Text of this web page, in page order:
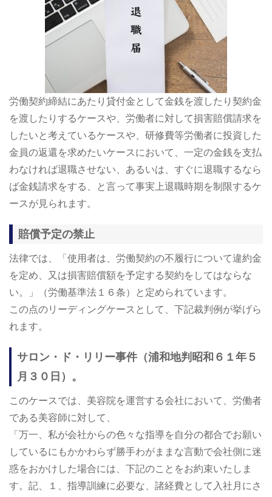
労働契約締結にあたり貸付金として金銭を渡したり契約金
を渡したりするケースや、労働者に対して損害賠償請求を
したいと考えているケースや、研修費等労働者に投資した
金員の返還を求めたいケースにおいて、一定の金銭を支払
わなければ退職させない、あるいは、すぐに退職するなら
ば金銭請求をする、と言って事実上退職時期を制限するケ
ースが見られます。
賠償予定の禁止
法律では、「使用者は、労働契約の不履行について違約金
を定め、又は損害賠償額を予定する契約をしてはならな
い。」（労働基準法１６条）と定められています。
この点のリーディングケースとして、下記裁判例が挙げら
れます。
サロン・ド・リリー事件（浦和地判昭和６１年５
月３０日）。
このケースでは、美容院を運営する会社において、労働者
である美容師に対して、
「万一、私が会社からの色々な指導を自分の都合でお願い
しているにもかかわらず勝手わがままな言動で会社側に迷
惑をおかけした場合には、下記のことをお約束いたしま
す。記、１、指導訓練に必要な、諸経費として入社月にさ